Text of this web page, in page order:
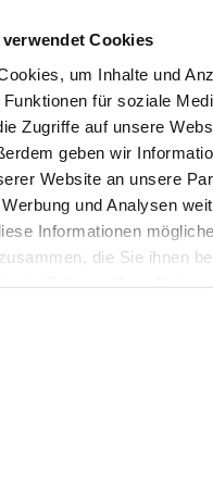
Cookies
um Inhalte und
für soziale
Zugriffe auf unsere
geben wir
Website an unsere
und Analysen
Informationen
die Sie ihnen
mbH, sind eine